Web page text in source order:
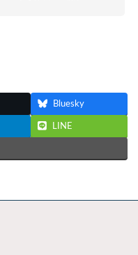
Bluesky
LINE